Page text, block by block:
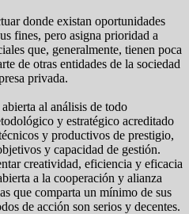
donde existan oportunidades
fines, pero asigna prioridad a
que, generalmente, tienen poca
de otras entidades de la sociedad
privada.
al análisis de todo
y estratégico acreditado
y productivos de prestigio,
y capacidad de gestión.
creatividad, eficiencia y eficacia
a la cooperación y alianza
que comparta un mínimo de sus
de acción son serios y decentes.